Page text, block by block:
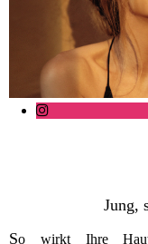
Jung,
So wirkt Ihre